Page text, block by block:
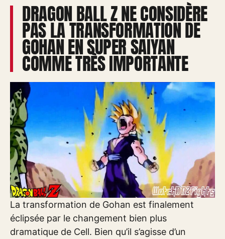
DRAGON BALL Z NE CONSIDÈRE
PAS LA TRANSFORMATION DE
GOHAN EN SUPER SAIYAN
COMME TRÈS IMPORTANTE
La transformation de Gohan est finalement
éclipsée par le changement bien plus
dramatique de Cell. Bien qu’il s’agisse d’un